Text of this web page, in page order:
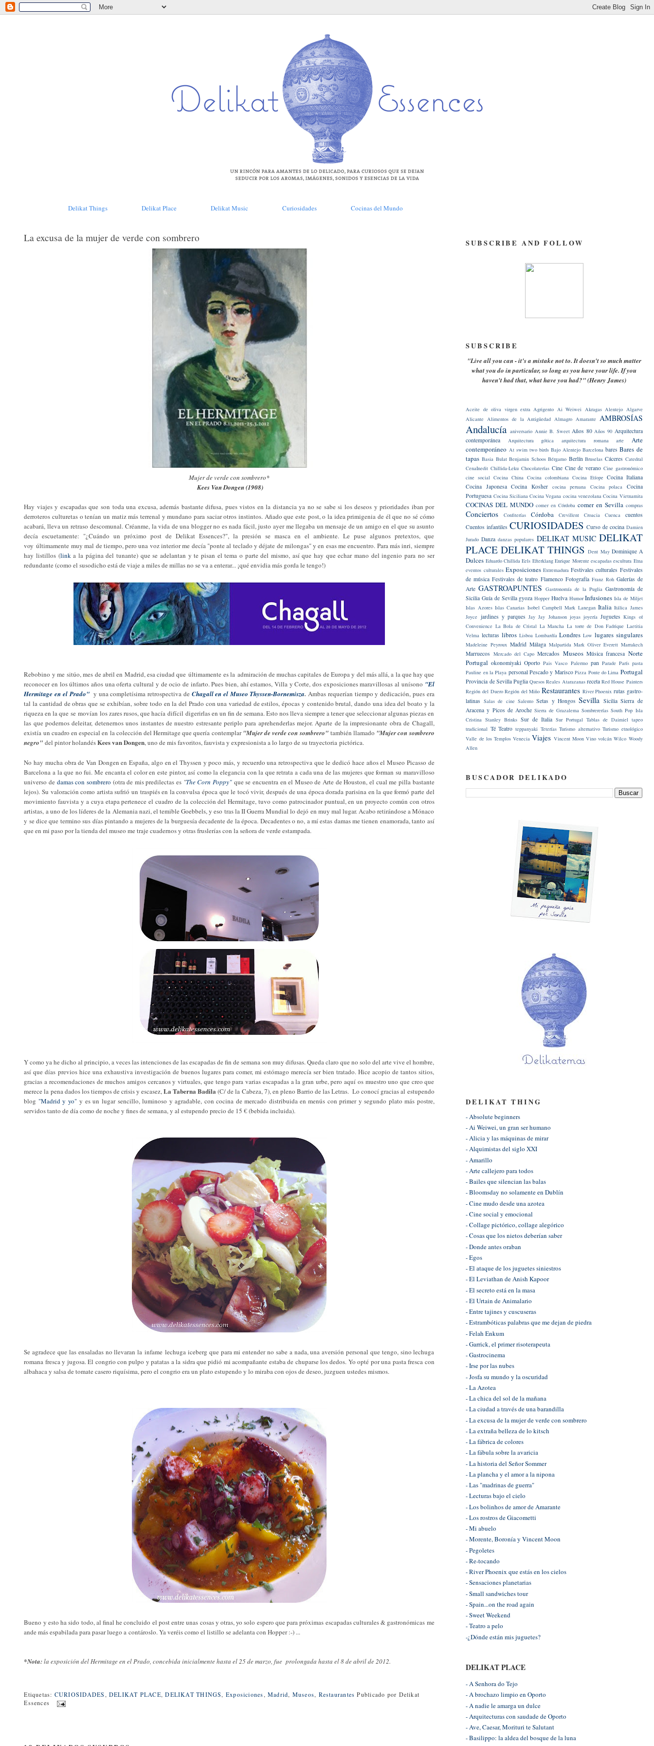
Delikat Things Delikat Place Delikat Music Curiosidades Cocinas del Mundo
La excusa de la mujer de verde con sombrero
Mujer de verde con sombrero*
Kees Van Dongen (1908)
Hay viajes y escapadas que son toda una excusa, además bastante difusa, pues vistos en la distancia ya no se sabe si los deseos y prioridades iban por
derroteros culturetas o tenían un matiz más terrenal y mundano para saciar otros instintos. Añado que este post, o la idea primigenia de él que no sé cómo
acabará, lleva un retraso descomunal. Créanme, la vida de una blogger no es nada fácil, justo ayer me llegaba un mensaje de un amigo en el que su asunto
decía escuetamente: "¿Cuándo un próximo post de Delikat Essences?", la presión se masca en el ambiente. Le puse algunos pretextos, que
voy últimamente muy mal de tiempo, pero una voz interior me decía "ponte al teclado y déjate de milongas" y en esas me encuentro. Para más inri, siempre
hay listillos (linka la página del tunante) que se adelantan y te pisan el tema o parte del mismo, así que hay que echar mano del ingenio para no ser
redundante (como el susodicho está de viaje a miles de millas no se va a enterar... ¡qué envidia más gorda le tengo!)
Rebobino y me sitúo, mes de abril en Madrid, esa ciudad que últimamente es la admiración de muchas capitales de Europa y del más allá, a la que hay que
reconocer en los últimos años una oferta cultural y de ocio de infarto. Pues bien, ahí estamos, Villa y Corte, dos exposiciones maravillosas al unísono "El
Hermitage en el Prado"y una completísima retrospectiva de Chagall en el Museo Thyssen-Bornemisza.Ambas requerían tiempo y dedicación, pues era
tal la cantidad de obras que se exhibían, sobre todo en la del Prado con una variedad de estilos, épocas y contenido brutal, dando una idea del boato y la
riqueza en la que se movían los zares rusos, que hacía difícil digerirlas en un fin de semana. Esto nos lleva siempre a tener que seleccionar algunas piezas en
las que podernos deleitar, detenernos unos instantes de nuestro estresante periplo para aprehenderlas mejor. Aparte de la impresionante obra de Chagall,
existía un cuadro en especial en la colección del Hermitage que quería contemplar"Mujer de verde con sombrero"también llamado "Mujer con sombrero
negro" del pintor holandésKees van Dongen, uno de mis favoritos, fauvista y expresionista a lo largo de su trayectoriapictórica.
No hay mucha obra de Van Dongen en España, algo en el Thyssen y poco más, y recuerdo una retrospectiva que le dedicó hace años el Museo Picasso de
Barcelona a la que no fui. Me encanta el color en este pintor, así como la elegancia con la que retrata a cada una de las mujeres que forman su maravilloso
universo de damas con sombrero (otra de mis predilectas es "The Corn Poppy"que se encuentra en el Museo de Arte de Houston, el cual me pilla bastante
lejos). Su valoración como artista sufrió un traspiés en la convulsa época que le tocó vivir, después de una época dorada parisina en la que formó parte del
movimiento fauvista y a cuya etapa pertenece el cuadro de la colección del Hermitage, tuvo como patrocinador puntual, en un proyecto común con otros
artistas, a uno de los líderes de la Alemania nazi, el temible Goebbels, y eso tras la II Guerra Mundial lo dejó en muy mal lugar. Acabo retirándose a Mónaco
y se dice que termino sus días pintando a mujeres de la burguesía decadente de la época. Decadentes o no, a mí estas damas me tienen enamorada, tanto así
que en mi paso por la tienda del museo me traje cuadernos y otras fruslerías con la señora de verde estampada.
Y como ya he dicho al principio, a veces las intenciones de las escapadas de fin de semana son muy difusas. Queda claro que no solo del arte vive el hombre,
así que días previos hice una exhaustiva investigación de buenos lugares para comer, mi estómago merecía ser bien tratado. Hice acopio de tantos sitios,
gracias a recomendaciones de muchos amigos cercanos y virtuales, que tengo para varias escapadas a la gran urbe, pero aquí os muestro uno que creo que
merece la pena dados los tiempos de crisis y escasez,La Taberna Badila(C/ de la Cabeza, 7), en pleno Barrio de las Letras. Lo conocí gracias al estupendo
blog "Madrid y yo"y es un lugar sencillo, luminoso y agradable, con cocina de mercado distribuida en menús con primer y segundo plato más postre,
servidos tanto de día como de noche y fines de semana, y al estupendo precio de 15 € (bebida incluida).
Se agradece que las ensaladas no llevaran la infame lechuga iceberg que para mi entender no sabe a nada, una aversión personal que tengo, sino lechuga
romana fresca y jugosa. El congrio con pulpo y patatas a la sidra que pidió mi acompañante estaba de chuparse los dedos. Yo opté por una pasta fresca con
albahaca y salsa de tomate casero riquísima, pero el congrio era un plato estupendo y lo miraba con ojos de deseo, juzguen ustedes mismos.
Bueno y esto ha sido todo, al final he concluido el post entre unas cosas y otras, yo solo espero que para próximas escapadas culturales & gastronómicas me
ande más espabilada para pasar luego a contároslo. Ya veréis como el listillo se adelanta con Hopper :-) ...
*Nota:la exposición del Hermitage en el Prado, concebida inicialmente hasta el 25 de marzo, fue prolongada hasta el 8 de abril de 2012.
Etiquetas: CURIOSIDADES , DELIKAT PLACE,DELIKAT THINGS, Exposiciones, Madrid, Museos, Restaurantes Publicado por Delikat
Essences
SUBSCRIBE AND FOLLOW
SUBSCRIBE
"Live all you can - it's a mistake not to. It doesn't so much matter
what you do in particular, so long as you have your life. If you
haven't had that, what have you had?" (Henry James)
Aceite de oliva virgen extra Agrigento Ai Weiwei Akragas Alentejo Algarve
Alicante Alimentos de la Antigüedad Almagro Amarante AMBROSÍAS
Andalucía aniversario Annie B. Sweet Años 80 Años 90 Arquitectura
contemporánea
Arquitectura gótica arquitectura romana arte
Arte
contemporáneo At swim two birds Bajo Alentejo Barcelona bares Bares de
tapas Basia Bulat Benjamin Schoos Bérgamo Berlín Bruselas Cáceres Catedral
CenaInedit Chillida-Leku Chocolaterías Cine Cine de verano Cine gastronómico
cine social Cocina China Cocina colombiana Cocina Etíope Cocina Italiana
Cocina Japonesa Cocina Kosher cocina peruana Cocina polaca
Cocina
Portuguesa Cocina Siciliana Cocina Vegana cocina venezolana Cocina Vietnamita
COCINAS DEL MUNDO comer en Córdoba comer en Sevilla compras
Conciertos Confiterías Córdoba Crevillent Croacia Cuenca
cuentos
Cuentos infantiles CURIOSIDADES Curso de cocina Damien
Jurado Danza danzas populares DELIKAT MUSIC DELIKAT
PLACE DELIKAT THINGS Dent May Dominique A
Dulces Eduardo Chillida Eels Efterklang Enrique Morente escapadas escultura Etna
eventos culturales Exposiciones Extremadura Festivales culturales Festivales
de música Festivales de teatro Flamenco Fotografía Franz Roh Galerías de
Arte GASTROAPUNTES Gastronomía de la Puglia Gastronomía de
Sicilia Guía de Sevilla gyoza Hopper Huelva Humor Infusiones Isla de Miljet
Islas Azores Islas Canarias Isobel Campbell Mark Lanegan Italia Itálica James
Joyce jardines y parques Jay Jay Johanson joyas joyería Juguetes Kings of
Convenience La Bola de Cristal La Mancha La torre de Don Fadrique Laetitia
Velma lecturas libros Lisboa Lombardía Londres Low lugares singulares
Madeleine Peyroux Madrid Málaga Malpartida Mark Oliver Everett Marrakech
Marruecos Mercado del Capo Mercados Museos Música francesa Norte
Portugal okonomiyaki Oporto Pais Vasco Palermo pan Parade París pasta
Pauline en la Playa personal Pescado y Marisco Pizza Ponte do Lima Portugal
Provincia de Sevilla Puglia Quesos Reales Atarazanas receta Red House Painters
Región del Duero Región del Miño Restaurantes River Phoenix rutas gastro-
latinas Salas de cine Salento Setas y Hongos Sevilla Sicilia Sierra de
Aracena y Picos de Aroche Sierra de Grazalema Sombrererías South Pop Isla
Cristina Stanley Brinks Sur de Italia Sur Portugal Tablas de Daimiel tapeo
tradicional Té Teatro teppanyaki Teterías Turismo alternativo Turismo etnológico
Valle de los Templos Venecia Viajes Vincent Moon Vino volcán Wilco Woody
Allen
BUSCADOR DELIKADO
DELIKAT THING
- Absolute beginners
- Ai Weiwei, un gran ser humano
- Alicia y las máquinas de mirar
- Alquimistas del siglo XXI
- Amarillo
- Arte callejero para todos
- Bailes que silencian las balas
- Bloomsday no solamente en Dublín
- Cine mudo desde una azotea
- Cine social y emocional
- Collage pictórico, collage alegórico
- Cosas que los nietos deberían saber
- Donde antes oraban
- Egos
- El ataque de los juguetes siniestros
- El Leviathan de Anish Kapoor
- El secreto está en la masa
- El Urtain de Animalario
- Entre tajines y cuscuseras
- Estrambóticas palabras que me dejan de piedra
- Felah Enkum
- Garrick, el primer risoterapeuta
- Gastrocinema
- Irse por las nubes
- Josfa su mundo y la oscuridad
- La Azotea
- La chica del sol de la mañana
- La ciudad a través de una barandilla
- La excusa de la mujer de verde con sombrero
- La extraña belleza de lo kitsch
- La fábrica de colores
- La fábula sobre la avaricia
- La historia del Señor Sommer
- La plancha y el amor a la nipona
- Las "madrinas de guerra"
- Lecturas bajo el cielo
- Los bolinhos de amor de Amarante
- Los rostros de Giacometti
- Mi abuelo
- Morente, Boronía y Vincent Moon
- Pegoletes
- Re-tocando
- River Phoenix que estás en los cielos
- Sensaciones planetarias
- Small sandwiches tour
- Spain...on the road again
- Sweet Weekend
- Teatro a pelo
-¿Dónde están mis juguetes?
DELIKAT PLACE
- A Senhora do Tejo
- A brochazo limpio en Oporto
- A nadie le amarga un dulce
- Arquitecturas con saudade de Oporto
- Ave, Caesar, Morituri te Salutant
- Basilippo: la aldea del bosque de la luna